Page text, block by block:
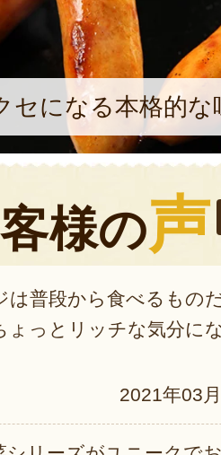
セになる本格的な
様の声
は普段から食べるもの
ょっとリッチな気分に
2021年03